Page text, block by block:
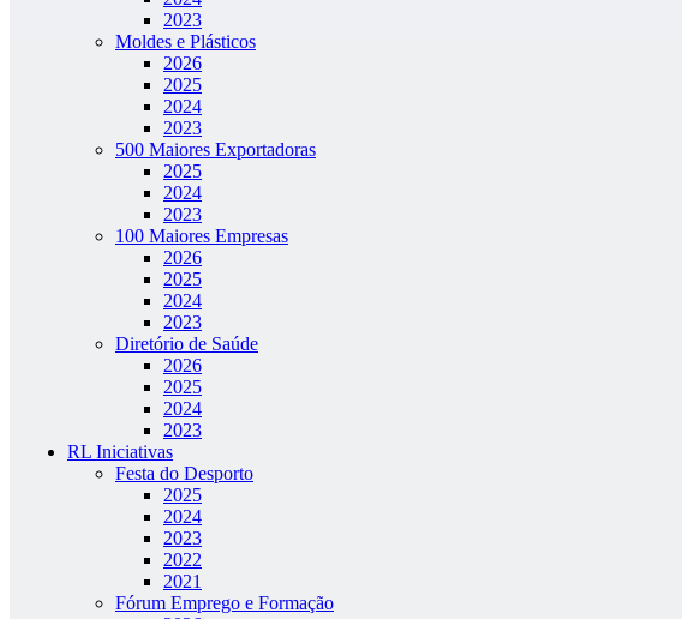
2023
Moldes e Plásticos
2026
2025
2024
2023
500 Maiores Exportadoras
2025
2024
2023
100 Maiores Empresas
2026
2025
2024
2023
Diretório de Saúde
2026
2025
2024
2023
RL Iniciativas
Festa do Desporto
2025
2024
2023
2022
2021
Fórum Emprego e Formação